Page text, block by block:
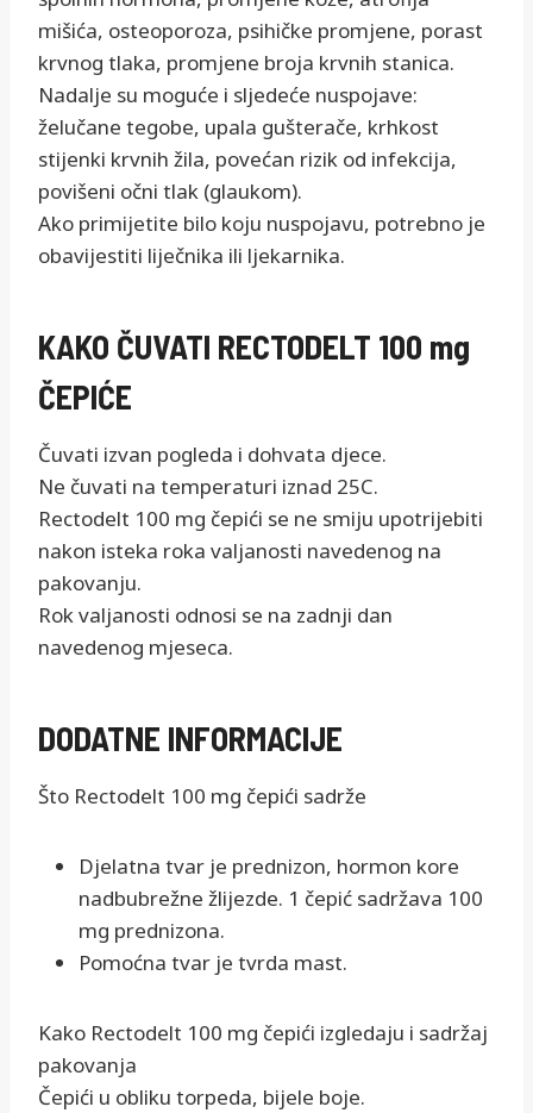
mišića, osteoporoza, psihičke promjene, porast
krvnog tlaka, promjene broja krvnih stanica.
Nadalje su moguće i sljedeće nuspojave:
želučane tegobe, upala gušterače, krhkost
stijenki krvnih žila, povećan rizik od infekcija,
povišeni očni tlak (glaukom).
Ako primijetite bilo koju nuspojavu, potrebno je
obavijestiti liječnika ili ljekarnika.
KAKO ČUVATI RECTODELT 100 mg
ČEPIĆE
Čuvati izvan pogleda i dohvata djece.
Ne čuvati na temperaturi iznad 25C.
Rectodelt 100 mg čepići se ne smiju upotrijebiti
nakon isteka roka valjanosti navedenog na
pakovanju.
Rok valjanosti odnosi se na zadnji dan
navedenog mjeseca.
DODATNE INFORMACIJE
Što Rectodelt 100 mg čepići sadrže
Djelatna tvar je prednizon, hormon kore
nadbubrežne žlijezde. 1 čepić sadržava 100
mg prednizona.
Pomoćna tvar je tvrda mast.
Kako Rectodelt 100 mg čepići izgledaju i sadržaj
pakovanja
Čepići u obliku torpeda, bijele boje.